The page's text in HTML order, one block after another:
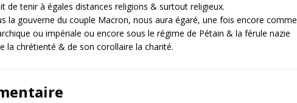
de tenir à égales distances religions & surtout religieux.
la gouverne du couple Macron, nous aura égaré, une fois encore comme
ou impériale ou encore sous le régime de Pétain & la férule nazie
la chrétienté & de son corollaire la charité.